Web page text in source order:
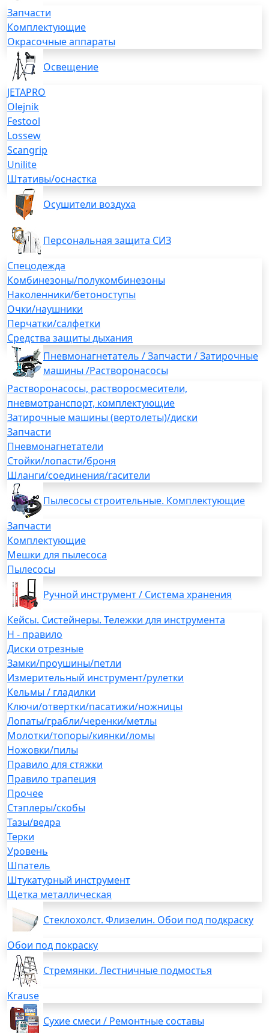
Запчасти
Комплектующие
Окрасочные аппараты
Освещение
JETAPRO
Olejnik
Festool
Lossew
Scangrip
Unilite
Штативы/оснастка
Осушители воздуха
Персональная защита СИЗ
Спецодежда
Комбинезоны/полукомбинезоны
Наколенники/бетоноступы
Очки/наушники
Перчатки/салфетки
Средства защиты дыхания
Пневмонагнетатель / Запчасти / Затирочные
машины /Растворонасосы
Растворонасосы, растворосмесители,
пневмотранспорт, комплектующие
Затирочные машины (вертолеты)/диски
Запчасти
Пневмонагнетатели
Стойки/лопасти/броня
Шланги/соединения/гасители
Пылесосы строительные. Комплектующие
Запчасти
Комплектующие
Мешки для пылесоса
Пылесосы
Ручной инструмент / Система хранения
Кейсы. Систейнеры. Тележки для инструмента
H - правило
Диски отрезные
Замки/проушины/петли
Измерительный инструмент/рулетки
Кельмы / гладилки
Ключи/отвертки/пасатижи/ножницы
Лопаты/грабли/черенки/метлы
Молотки/топоры/киянки/ломы
Ножовки/пилы
Правило для стяжки
Правило трапеция
Прочее
Стэплеры/скобы
Тазы/ведра
Терки
Уровень
Шпатель
Штукатурный инструмент
Щетка металлическая
Стеклохолст. Флизелин. Обои под подкраску
Обои под покраску
Стремянки. Лестничные подмостья
Krause
Сухие смеси / Ремонтные составы